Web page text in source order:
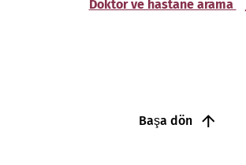
Doktor ve hastane arama
Başa dön